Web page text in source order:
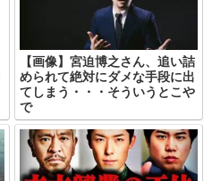
【画像】宮迫博之さん、追い詰
められて絶対にダメな手段に出
てしまう・・・そういうとこや
で